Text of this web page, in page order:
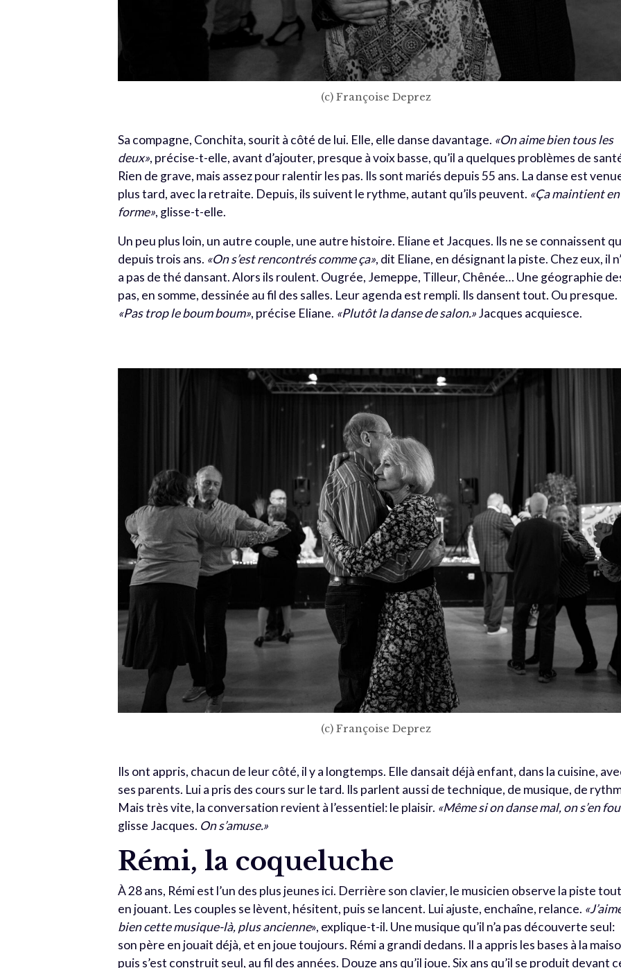
(c) Françoise Deprez
Sa compagne, Conchita, sourit à côté de lui. Elle, elle danse davantage. «On aime bien tous les
deux», précise-t-elle, avant d’ajouter, presque à voix basse, qu’il a quelques problèmes de
Rien de grave, mais assez pour ralentir les pas. Ils sont mariés depuis 55 ans. La danse est
plus tard, avec la retraite. Depuis, ils suivent le rythme, autant qu’ils peuvent. «Ça maintient en
forme», glisse-t-elle.
Un peu plus loin, un autre couple, une autre histoire. Eliane et Jacques. Ils ne se connaissent
depuis trois ans. «On s’est rencontrés comme ça», dit Eliane, en désignant la piste. Chez eux, il
a pas de thé dansant. Alors ils roulent. Ougrée, Jemeppe, Tilleur, Chênée… Une géographie
pas, en somme, dessinée au fil des salles. Leur agenda est rempli. Ils dansent tout. Ou presque.
«Pas trop le boum boum», précise Eliane. «Plutôt la danse de salon.»Jacques acquiesce.
(c) Françoise Deprez
Ils ont appris, chacun de leur côté, il y a longtemps. Elle dansait déjà enfant, dans la cuisine,
ses parents. Lui a pris des cours sur le tard. Ils parlent aussi de technique, de musique, de
Mais très vite, la conversation revient à l’essentiel: le plaisir. «Même si on danse mal, on s’en
glisse Jacques. On s’amuse.»
Rémi, la coqueluche
À 28 ans, Rémi est l’un des plus jeunes ici. Derrière son clavier, le musicien observe la piste
en jouant. Les couples se lèvent, hésitent, puis se lancent. Lui ajuste, enchaîne, relance.
bien cette musique-là, plus ancienne», explique-t-il. Une musique qu’il n’a pas découverte seul:
son père en jouait déjà, et en joue toujours. Rémi a grandi dedans. Il a appris les bases à la
puis s’est construit seul, au fil des années. Douze ans qu’il joue. Six ans qu’il se produit devant